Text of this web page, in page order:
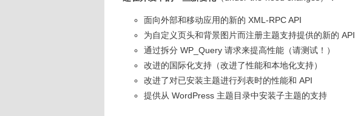
面向外部和移动应用的新的 XML-RPC API
为自定义页头和背景图片而注册主题支持提供的新的 API
通过拆分 WP_Query 请求来提高性能（请测试！）
改进的国际化支持（改进了性能和本地化支持）
改进了对已安装主题进行列表时的性能和 API
提供从 WordPress 主题目录中安装子主题的支持